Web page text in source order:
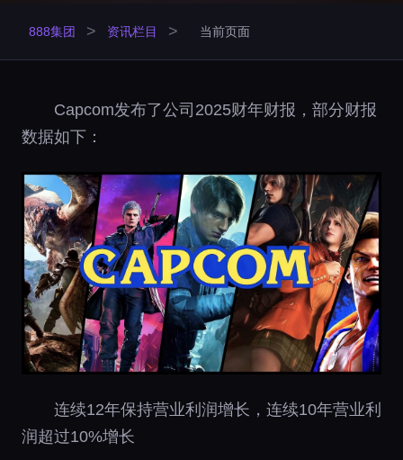
888集团 > 资讯栏目 > 当前页面
Capcom发布了公司2025财年财报，部分财报
数据如下：
连续12年保持营业利润增长，连续10年营业利
润超过10%增长